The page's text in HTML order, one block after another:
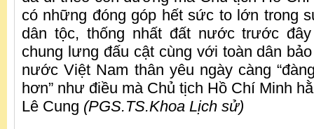
có những đóng góp hết sức to lớn trong
dân tộc, thống nhất đất nước trước
chung lưng đấu cật cùng với toàn dân
nước Việt Nam thân yêu ngày càng
hơn” như điều mà Chủ tịch Hồ Chí Minh
Lê Cung (PGS.TS.Khoa Lịch sử)